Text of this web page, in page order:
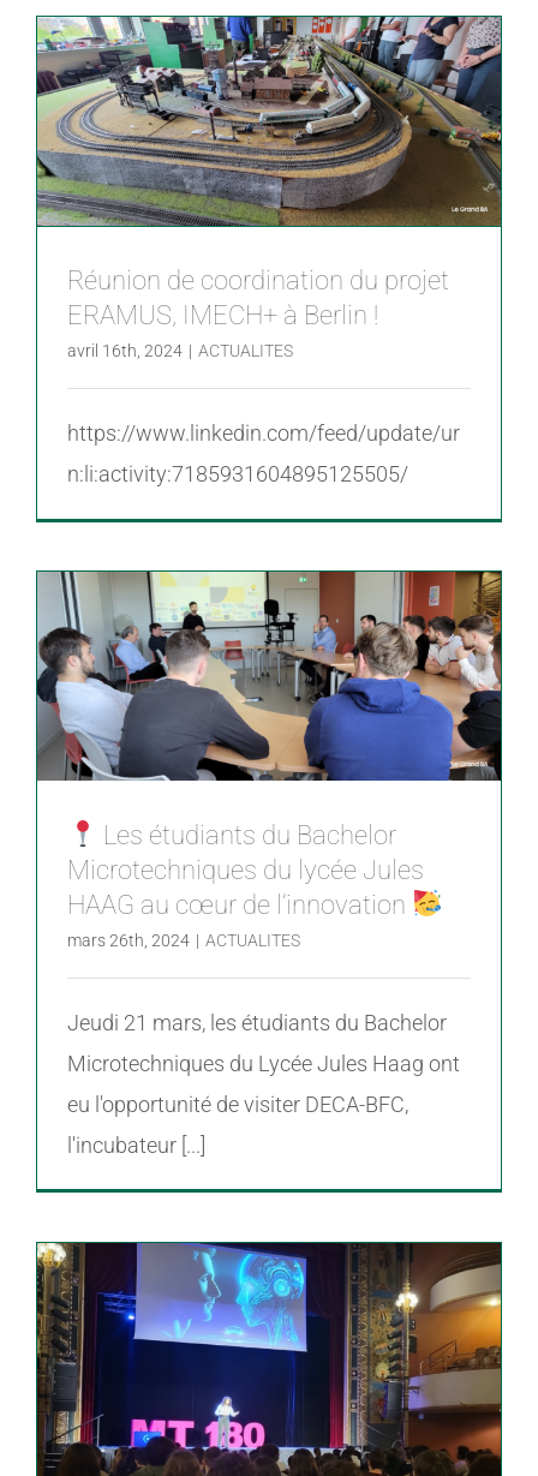
LES ENTREPRISES
μTECH-BOOSTER
HUCO Labs
Réunion de coordination du projet
ERAMUS, IMECH+ à Berlin !
avril 16th, 2024 | ACTUALITES
https://www.linkedin.com/feed/update/ur
n:li:activity:7185931604895125505/
Les étudiants du Bachelor
Microtechniques du lycée Jules
HAAG au cœur de l’innovation
mars 26th, 2024 | ACTUALITES
Jeudi 21 mars, les étudiants du Bachelor
Microtechniques du Lycée Jules Haag ont
eu l'opportunité de visiter DECA-BFC,
l'incubateur [...]